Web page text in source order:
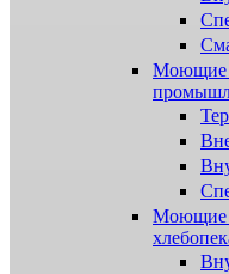
Моющие
Моющие